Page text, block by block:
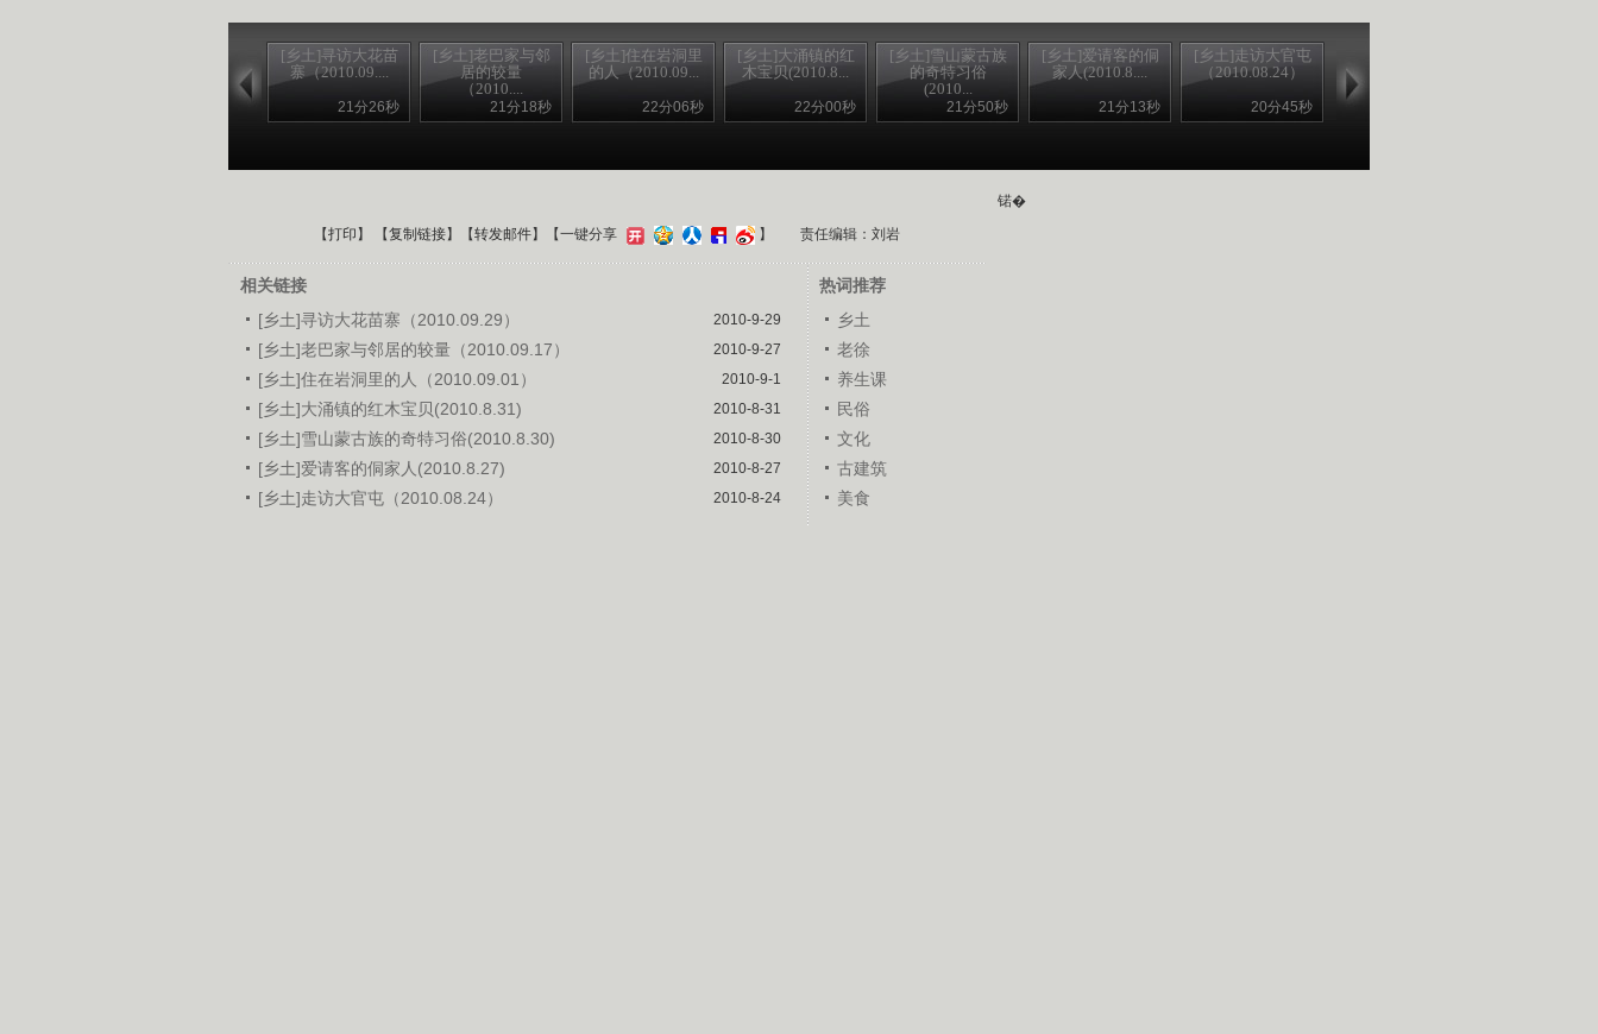
[乡土]寻访大花苗
寨（2010.09....
21分26秒
[乡土]老巴家与邻
居的较量
（2010....
21分18秒
[乡土]住在岩洞里
的人（2010.09...
22分06秒
[乡土]大涌镇的红
木宝贝(2010.8...
22分00秒
[乡土]雪山蒙古族
的奇特习俗
(2010...
21分50秒
[乡土]爱请客的侗
家人(2010.8....
21分13秒
[乡土]走访大官屯
（2010.08.24）
20分45秒
锘�
【打印 】 【复制链接】【转发邮件】 【一键分享 】 责任编辑：刘岩
相关链接
[乡土]寻访大花苗寨（2010.09.29）
2010-9-29
[乡土]老巴家与邻居的较量（2010.09.17） 2010-9-27
[乡土]住在岩洞里的人（2010.09.01） 2010-9-1
[乡土]大涌镇的红木宝贝(2010.8.31) 2010-8-31
[乡土]雪山蒙古族的奇特习俗(2010.8.30) 2010-8-30
[乡土]爱请客的侗家人(2010.8.27) 2010-8-27
[乡土]走访大官屯（2010.08.24） 2010-8-24
热词推荐
乡土
老徐
养生课
民俗
文化
古建筑
美食